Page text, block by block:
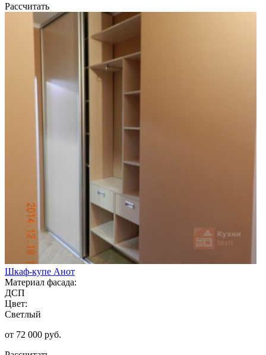
Рассчитать
Шкаф-купе Анот
Материал фасада:
ДСП
Цвет:
Светлый
от 72 000 руб.